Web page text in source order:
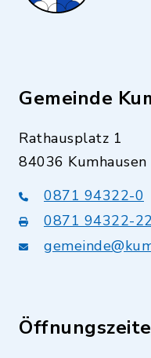
Gemeinde
Rathausplatz 1
84036 Kumhausen
0871 94322-0
0871 94322-22